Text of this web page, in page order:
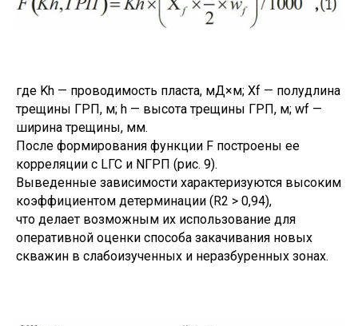
где Kh — проводимость пласта, мД×м; Xf — полудлина
трещины ГРП, м; h — высота трещины ГРП, м; wf —
ширина трещины, мм.
После формирования функции F построены ее
корреляции с LГС и NГРП (рис. 9).
Выведенные зависимости характеризуются высоким
коэффициентом детерминации (R2 > 0,94),
что делает возможным их использование для
оперативной оценки способа закачивания новых
скважин в слабоизученных и неразбуренных зонах.